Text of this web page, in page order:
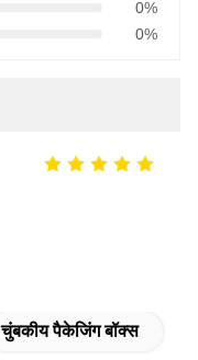
0%
0%
चुंबकीय पैकेजिंग बॉक्स